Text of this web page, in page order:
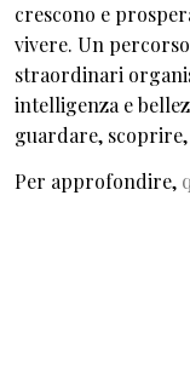
crescono e
vivere. Un
straordinari
intelligenza e
guardare,
Per approfondire,